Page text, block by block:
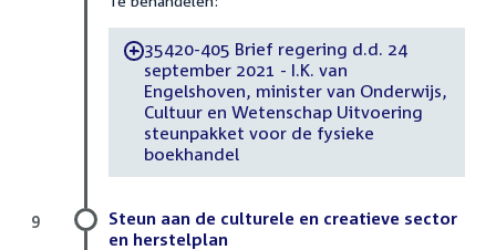
-35420-405 Brief regering d.d. 24
september 2021 - I.K. van
Engelshoven, minister van Onderwijs,
Cultuur en Wetenschap Uitvoering
steunpakket voor de fysieke
boekhandel
Steun aan de culturele en creatieve sector
en herstelplan
9